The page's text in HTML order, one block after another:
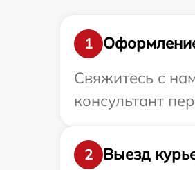
1
Свяжитесь с
консультант
2
Выезд